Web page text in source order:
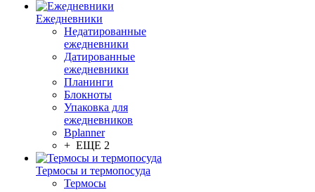
Ежедневники
Недатированные
ежедневники
Датированные
ежедневники
Планинги
Блокноты
Упаковка для
ежедневников
Bplanner
+ ЕЩЕ 2
Термосы и термопосуда
Термосы